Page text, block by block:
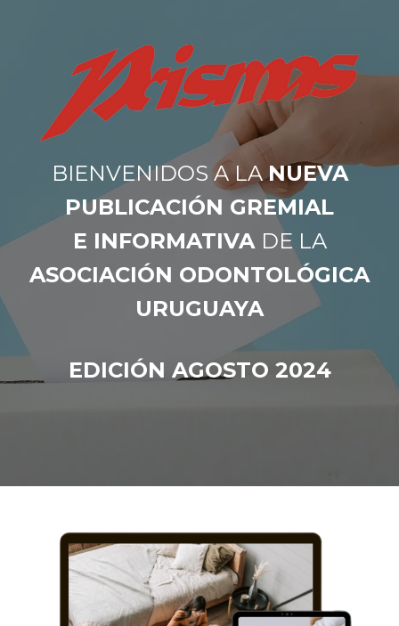
BIENVENIDOS A LANUEVA
PUBLICACIÓN GREMIAL
E INFORMATIVA DE LA
ASOCIACIÓN ODONTOLÓGICA
URUGUAYA
EDICIÓN AGOSTO 2024